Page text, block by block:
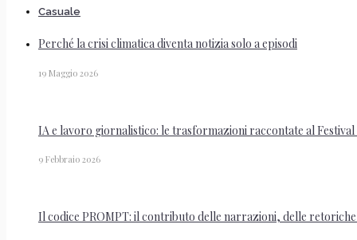
Casuale
Perché la crisi climatica diventa notizia solo a episodi
19 Maggio 2026
IA e lavoro giornalistico: le trasformazioni raccontate al Festival
9 Febbraio 2026
Il codice PROMPT: il contributo delle narrazioni, delle retoriche